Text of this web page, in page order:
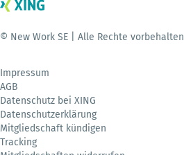
© New Work SE | Alle Rechte vorbehalten
Impressum
AGB
Datenschutz bei XING
Datenschutzerklärung
Mitgliedschaft kündigen
Tracking